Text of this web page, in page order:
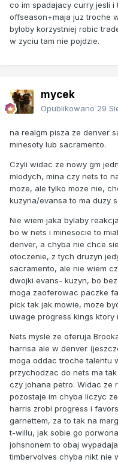
co im spadajacy curry jesli i
offseason+maja juz troche
byloby korzystniej robic
w zyciu tam nie pojdzie.
mycek
Opublikowano 29
na realgm pisza ze denver
minesoty lub sacramento.
Czyli widac ze nowy gm
mlodych, mina czy nets to
moze, ale tylko moze nie,
kuzyna/evansa to ma duzy
Nie wiem jaka bylaby
bo w nets i minesocie to
denver, a chyba nie chce
otoczenie, z tych druzyn
sacramento, ale nie wiem
dwojki evans- kuzyn, bo
moga zaoferowac paczke
pick tak jak mowie, moze
uwage progress kings ktory
Nets mysle ze oferuja
harrisa ale w denver
moga oddac troche talentu
przychodzac do nets ma
czy johana petro. Widac ze
pozostaje im chyba liczyc
harris zrobi progress i
garnettem, za to tak na
t-willu, jak sobie go
johsnonem to obaj
timbervolves chyba nikt nie